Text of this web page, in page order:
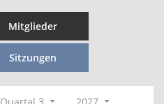
Mitglieder
Sitzungen